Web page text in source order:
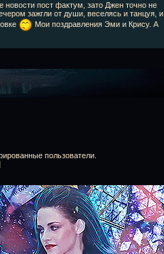
пост фактум, зато Джен точно не
зажгли от души, веселясь и танцуя, и
Мои поздравления Эми и Крису. А
пользователи.